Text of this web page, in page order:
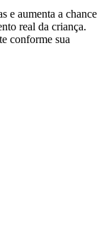
e aumenta a chance
real da criança.
conforme sua